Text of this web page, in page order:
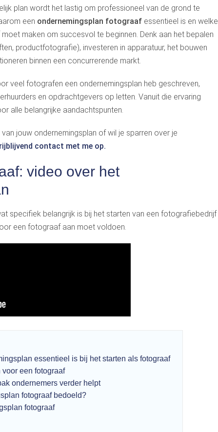
plan wordt het lastig om professioneel van de grond te
een ondernemingsplan fotograaf essentieel is en welke
maken om succesvol te beginnen. Denk aan het bepalen
productfotografie), investeren in apparatuur, het bouwen
binnen een concurrerende markt.
veel fotografen een ondernemingsplan heb geschreven,
en opdrachtgevers op letten. Vanuit die ervaring
alle belangrijke aandachtspunten.
jouw ondernemingsplan of wil je sparren over je
contact met me op.
video over het
specifiek belangrijk is bij het starten van een fotografiebedrijf
een fotograaf aan moet voldoen.
essentieel is bij het starten als fotograaf
een fotograaf
ondernemers verder helpt
fotograaf bedoeld?
fotograaf